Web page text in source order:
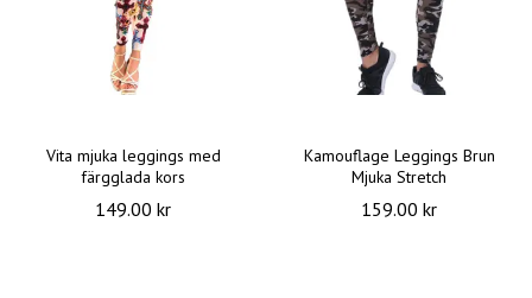
Vita mjuka leggings med
färgglada kors
149.00 kr
Kamouflage Leggings Brun
Mjuka Stretch
159.00 kr